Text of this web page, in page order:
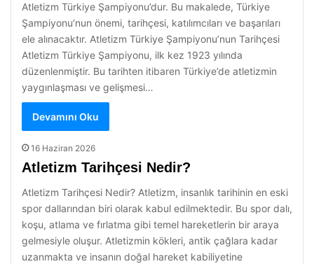
Atletizm Türkiye Şampiyonu’dur. Bu makalede, Türkiye
Şampiyonu’nun önemi, tarihçesi, katılımcıları ve başarıları
ele alınacaktır. Atletizm Türkiye Şampiyonu’nun Tarihçesi
Atletizm Türkiye Şampiyonu, ilk kez 1923 yılında
düzenlenmiştir. Bu tarihten itibaren Türkiye’de atletizmin
yaygınlaşması ve gelişmesi…
Devamını Oku
16 Haziran 2026
Atletizm Tarihçesi Nedir?
Atletizm Tarihçesi Nedir? Atletizm, insanlık tarihinin en eski
spor dallarından biri olarak kabul edilmektedir. Bu spor dalı,
koşu, atlama ve fırlatma gibi temel hareketlerin bir araya
gelmesiyle oluşur. Atletizmin kökleri, antik çağlara kadar
uzanmakta ve insanın doğal hareket kabiliyetine